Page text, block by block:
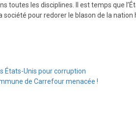
toutes les disciplines. Il est temps que
pour redorer le blason de la
États-Unis pour corruption
de Carrefour menacée !